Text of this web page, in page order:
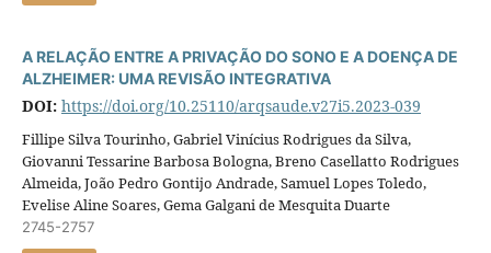
A RELAÇÃO ENTRE A PRIVAÇÃO DO SONO E A DOENÇA DE
ALZHEIMER: UMA REVISÃO INTEGRATIVA
DOI: https://doi.org/10.25110/arqsaude.v27i5.2023-039
Fillipe Silva Tourinho, Gabriel Vinícius Rodrigues da Silva,
Giovanni Tessarine Barbosa Bologna, Breno Casellatto Rodrigues
Almeida, João Pedro Gontijo Andrade, Samuel Lopes Toledo,
Evelise Aline Soares, Gema Galgani de Mesquita Duarte
2745-2757